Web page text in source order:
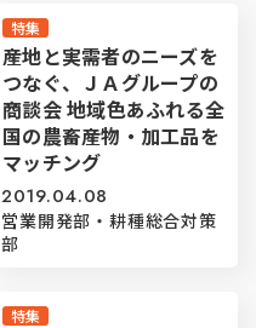
特集
産地と実需者のニーズを
つなぐ、ＪＡグループの
商談会 地域色あふれる全
国の農畜産物・加工品を
マッチング
2019.04.08
営業開発部・耕種総合対策
部
特集